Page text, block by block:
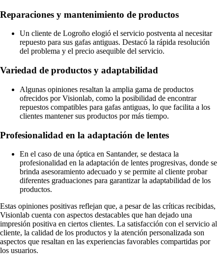
Reparaciones y mantenimiento de productos
Un cliente de Logroño elogió el servicio postventa al necesitar
repuesto para sus gafas antiguas. Destacó la rápida resolución
del problema y el precio asequible del servicio.
Variedad de productos y adaptabilidad
Algunas opiniones resaltan la amplia gama de productos
ofrecidos por Visionlab, como la posibilidad de encontrar
repuestos compatibles para gafas antiguas, lo que facilita a los
clientes mantener sus productos por más tiempo.
Profesionalidad en la adaptación de lentes
En el caso de una óptica en Santander, se destaca la
profesionalidad en la adaptación de lentes progresivas, donde se
brinda asesoramiento adecuado y se permite al cliente probar
diferentes graduaciones para garantizar la adaptabilidad de los
productos.
Estas opiniones positivas reflejan que, a pesar de las críticas recibidas,
Visionlab cuenta con aspectos destacables que han dejado una
impresión positiva en ciertos clientes. La satisfacción con el servicio al
cliente, la calidad de los productos y la atención personalizada son
aspectos que resaltan en las experiencias favorables compartidas por
los usuarios.